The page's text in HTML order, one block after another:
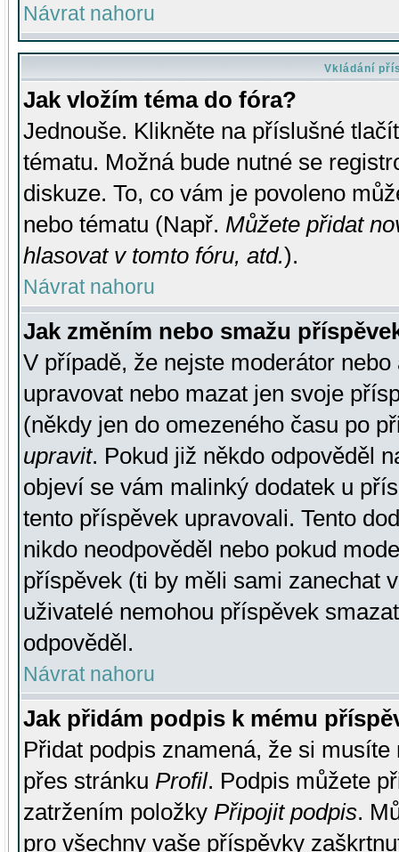
Návrat nahoru
Vkládání
Jak vložím téma do fóra?
Jednouše. Klikněte na příslušné
tématu. Možná bude nutné se
diskuze. To, co vám je povoleno
nebo tématu (Např. Můžete přidat
hlasovat v tomto fóru, atd.).
Návrat nahoru
Jak změním nebo smažu
V případě, že nejste moderátor
upravovat nebo mazat jen svoje
(někdy jen do omezeného času po
upravit. Pokud již někdo odpověděl
objeví se vám malinký dodatek u
tento příspěvek upravovali. Tento
nikdo neodpověděl nebo pokud
příspěvek (ti by měli sami zanechat
uživatelé nemohou příspěvek
odpověděl.
Návrat nahoru
Jak přidám podpis k mému
Přidat podpis znamená, že si
přes stránku Profil. Podpis můžete
zatržením položky Připojit podpis.
pro všechny vaše příspěvky